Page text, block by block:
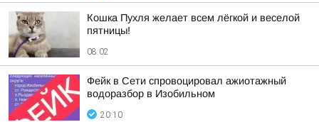
Кошка Пухля желает всем лёгкой и веселой
пятницы!
08:02
Фейк в Сети спровоцировал ажиотажный
водоразбор в Изобильном
20:10